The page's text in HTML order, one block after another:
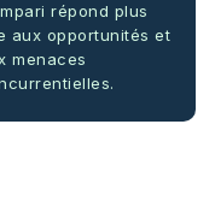
répond plus
aux opportunités et
menaces